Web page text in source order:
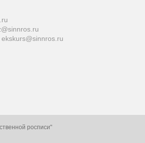
ekskurs@sinnros.ru
росписи"